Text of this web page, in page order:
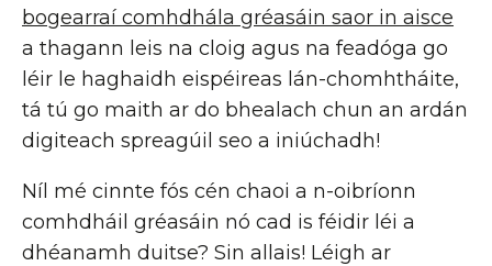
bogearraí comhdhála gréasáin saor in aisce
a thagann leis na cloig agus na feadóga go
léir le haghaidh eispéireas lán-chomhtháite,
tá tú go maith ar do bhealach chun an ardán
digiteach spreagúil seo a iniúchadh!
Níl mé cinnte fós cén chaoi a n-oibríonn
comhdháil gréasáin nó cad is féidir léi a
dhéanamh duitse? Sin allais! Léigh ar